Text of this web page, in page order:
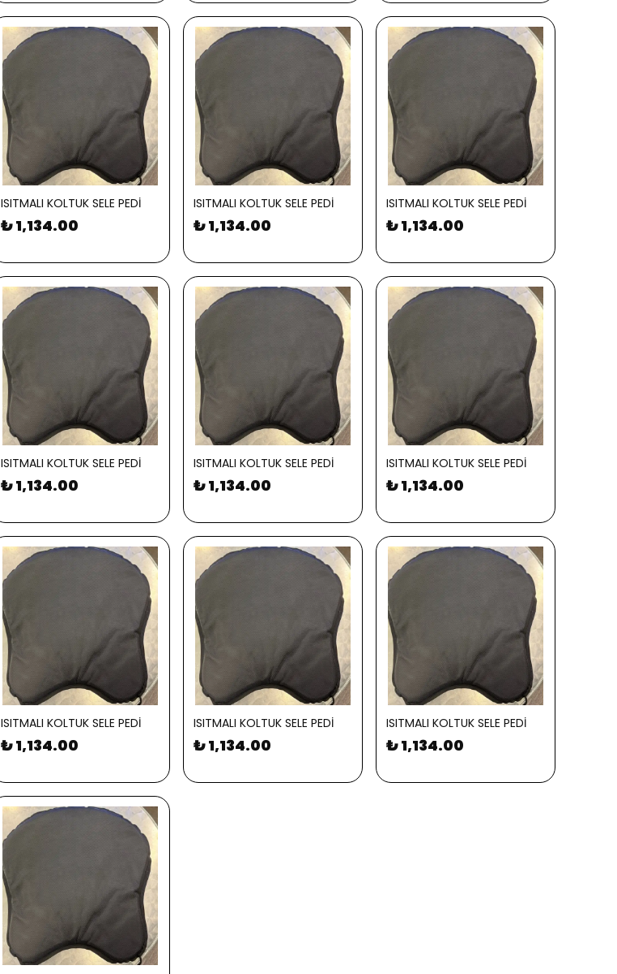
ISITMALI KOLTUK SELE PEDİ
₺ 1,134.00
ISITMALI KOLTUK SELE PEDİ
₺ 1,134.00
ISITMALI KOLTUK SELE PEDİ
₺ 1,134.00
ISITMALI KOLTUK SELE PEDİ
₺ 1,134.00
ISITMALI KOLTUK SELE PEDİ
₺ 1,134.00
ISITMALI KOLTUK SELE PEDİ
₺ 1,134.00
ISITMALI KOLTUK SELE PEDİ
₺ 1,134.00
ISITMALI KOLTUK SELE PEDİ
₺ 1,134.00
ISITMALI KOLTUK SELE PEDİ
₺ 1,134.00